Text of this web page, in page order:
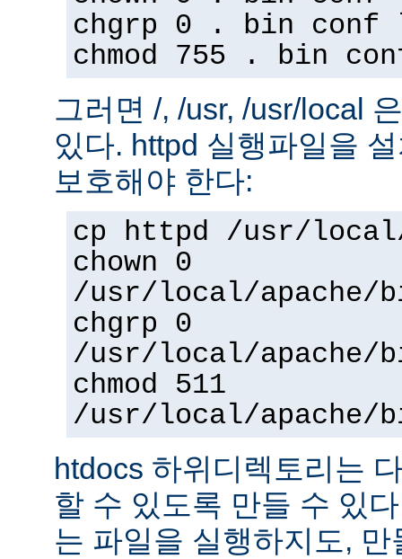
chgrp 0 . bin conf
chmod 755 . bin
그러면 /, /usr, /usr/local
있다. httpd 실행파일을
보호해야 한다:
cp httpd /usr/
chown 0
/usr/local/apache/
chgrp 0
/usr/local/apache/
chmod 511
/usr/local/apache/
htdocs 하위디렉토리는
할 수 있도록 만들 수 있
는 파일을 실행하지도,